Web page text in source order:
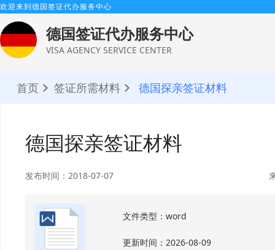
欢迎来到德国签证代办服务中心
德国签证代办服务中心
VISA AGENCY SERVICE CENTER
首页 签证所需材料 德国探亲签证材料
德国探亲签证材料
发布时间：2018-07-07
文件类型：word
更新时间：2026-08-09